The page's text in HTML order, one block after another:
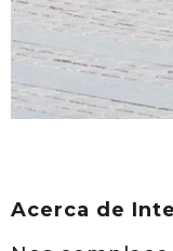
Acerca de